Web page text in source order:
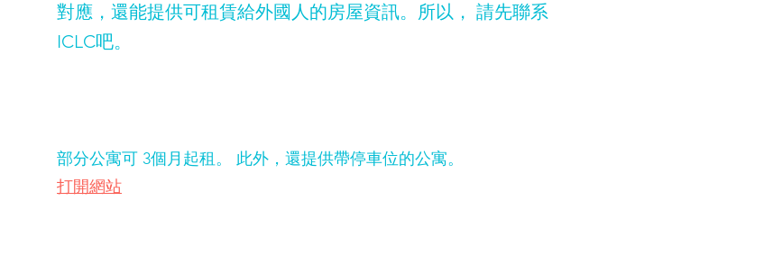
對應，還能提供可租賃給外國人的房屋資訊。所以， 請先聯系
ICLC吧。
部分公寓可 3個月起租。 此外，還提供帶停車位的公寓。
打開網站